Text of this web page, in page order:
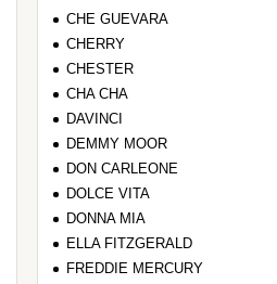
CHE GUEVARA
CHERRY
CHESTER
CHA CHA
DAVINCI
DEMMY MOOR
DON CARLEONE
DOLCE VITA
DONNA MIA
ELLA FITZGERALD
FREDDIE MERCURY